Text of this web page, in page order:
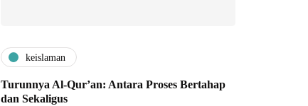
keislaman
Turunnya Al-Qur’an: Antara Proses Bertahap
dan Sekaligus